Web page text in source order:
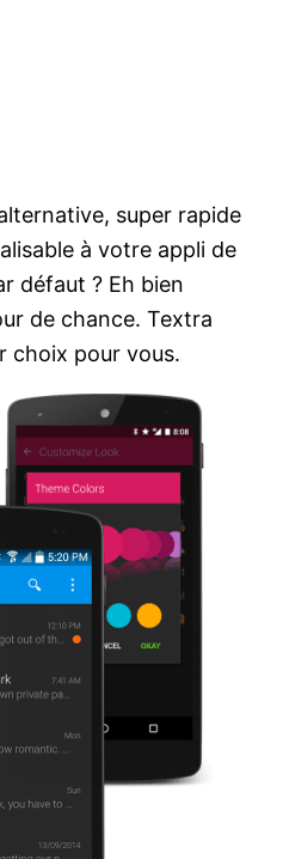
super rapide
à votre appli de
défaut ? Eh bien
de chance. Textra
choix pour vous.